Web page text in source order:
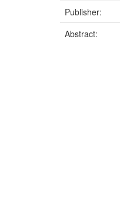
Publisher:
Abstract: